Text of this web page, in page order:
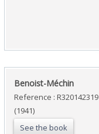
‎Benoist-Méchin‎
Reference : R320142319
(1941)
See the book